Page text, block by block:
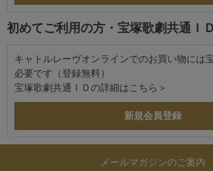
初めてご利用の方・宝塚歌劇共通Ｉ
キャトルレーヴオンラインでのお買い物には
必要です（登録無料）
宝塚歌劇共通ＩＤの詳細は こちら＞
メールマガジンのご案内